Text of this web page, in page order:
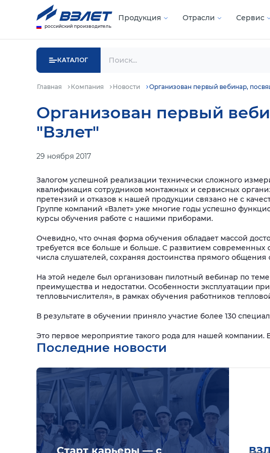
российский производитель
Продукция Отрасли Сервис
КАТАЛОГ
Главная Компания Новости Организован первый вебинар,
Организован первый
"Взлет"
29 ноября 2017
Залогом успешной реализации технически сложного
квалификация сотрудников монтажных и сервисных
претензий и отказов к нашей продукции связано не с
Группе компаний «Взлет» уже многие годы успешно
курсы обучения работе с нашими приборами.
Очевидно, что очная форма обучения обладает массой
требуется все больше и больше. С развитием современных
числа слушателей, сохраняя достоинства прямого
На этой неделе был организован пилотный вебинар по
преимущества и недостатки. Особенности эксплуатации
тепловычислителя», в рамках обучения работников
В результате в обучении приняло участие более 130
Это первое мероприятие такого рода для нашей
Последние новости
Старт карьеры — с
Подробнее